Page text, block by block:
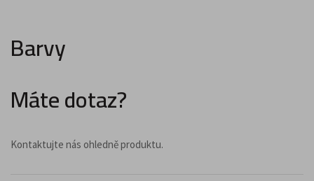
Barvy
Máte dotaz?
Kontaktujte nás ohledně produktu.